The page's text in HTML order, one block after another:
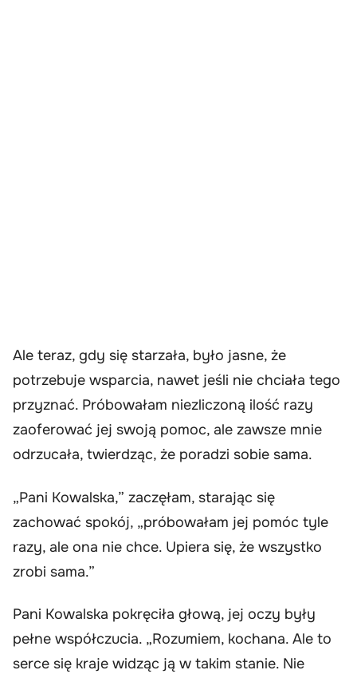
Ale teraz, gdy się starzała, było jasne, że
potrzebuje wsparcia, nawet jeśli nie chciała tego
przyznać. Próbowałam niezliczoną ilość razy
zaoferować jej swoją pomoc, ale zawsze mnie
odrzucała, twierdząc, że poradzi sobie sama.
„Pani Kowalska,” zaczęłam, starając się
zachować spokój, „próbowałam jej pomóc tyle
razy, ale ona nie chce. Upiera się, że wszystko
zrobi sama.”
Pani Kowalska pokręciła głową, jej oczy były
pełne współczucia. „Rozumiem, kochana. Ale to
serce się kraje widząc ją w takim stanie. Nie